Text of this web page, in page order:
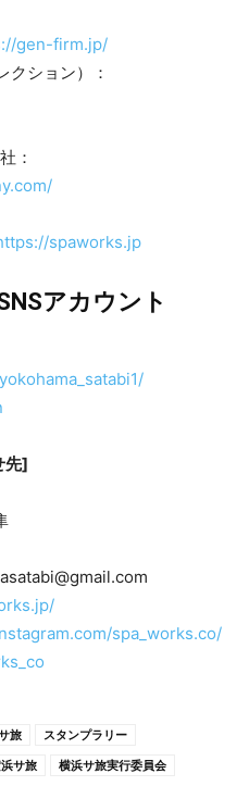
gen-firm.jp/
クション）：
：
spaworks.jp
アカウント
先]
spa_works.co/
旅
スタンプラリー
サ旅
横浜サ旅実行委員会